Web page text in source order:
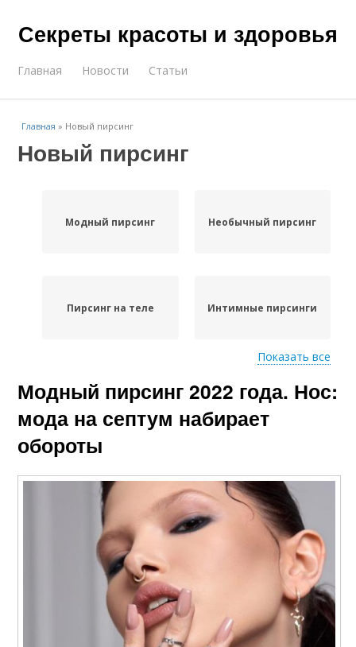
Секреты красоты и здоровья
Главная Новости Статьи
Главная » Новый пирсинг
Новый пирсинг
Модный пирсинг Необычный пирсинг
Пирсинг на теле Интимные пирсинги
Популярный пирсинг Популярные пирсинги
пирсинг
Пирсинг в ухе
Гид по модному
пирсингу
Показать все
Модный пирсинг 2022 года. Нос:
мода на септум набирает
обороты